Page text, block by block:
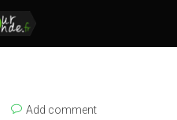
Add comment